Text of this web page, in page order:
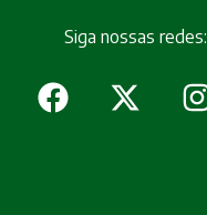
Siga nossas redes: